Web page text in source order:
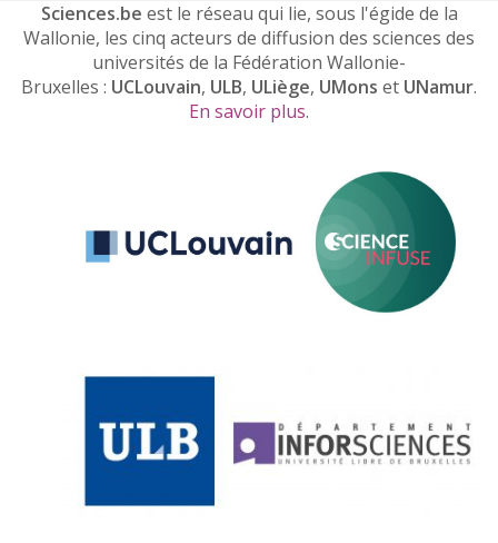
Sciences.be est le réseau qui lie, sous l'égide de la
Wallonie, les cinq acteurs de diffusion des sciences des
universités de la Fédération Wallonie-
Bruxelles : UCLouvain, ULB, ULiège, UMons et UNamur.
En savoir plus.